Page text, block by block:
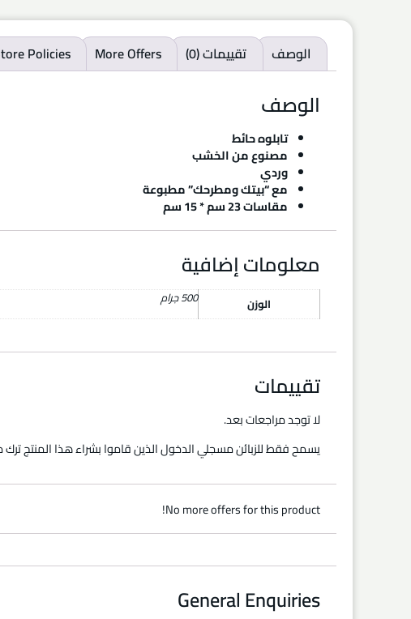
الوصف تقييمات (0) More Offers
Policies
الوصف
تابلوه حائط
مصنوع من الخشب
وردي
مع “بيتك ومطرحك” مطبوعة
مقاسات 23 سم * 15 سم
معلومات إضافية
الوزن 500 جرام
تقييمات
لا توجد مراجعات بعد.
يسمح فقط للزبائن مسجلي الدخول الذين قاموا بشراء هذا المنتج ترك
No more offers for this product!
General Enquiries